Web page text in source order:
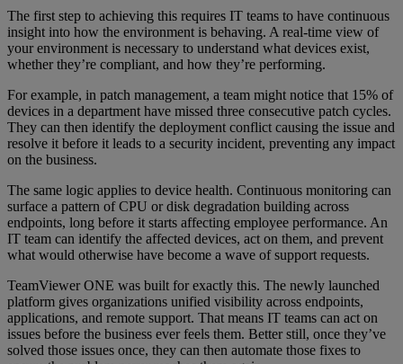
The first step to achieving this requires IT teams to have continuous
insight into how the environment is behaving. A real-time view of
your environment is necessary to understand what devices exist,
whether they’re compliant, and how they’re performing.
For example, in patch management, a team might notice that 15% of
devices in a department have missed three consecutive patch cycles.
They can then identify the deployment conflict causing the issue and
resolve it before it leads to a security incident, preventing any impact
on the business.
The same logic applies to device health. Continuous monitoring can
surface a pattern of CPU or disk degradation building across
endpoints, long before it starts affecting employee performance. An
IT team can identify the affected devices, act on them, and prevent
what would otherwise have become a wave of support requests.
TeamViewer ONE was built for exactly this. The newly launched
platform gives organizations unified visibility across endpoints,
applications, and remote support. That means IT teams can act on
issues before the business ever feels them. Better still, once they’ve
solved those issues once, they can then automate those fixes to